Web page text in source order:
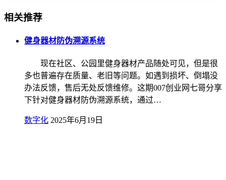
相关推荐
健身器材防伪溯源系统
现在社区、公园里健身器材产品随处可见，但是很
多也普遍存在质量、老旧等问题。如遇到损坏、倒塌没
办法反馈，售后无处反馈维修。这期007创业网七哥分享
下针对健身器材防伪溯源系统，通过…
数字化 2025年6月19日